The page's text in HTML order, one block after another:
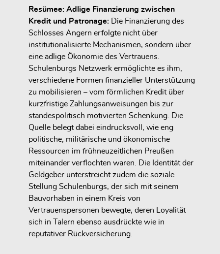
Resümee: Adlige Finanzierung zwischen
Kredit und Patronage: Die Finanzierung des
Schlosses Angern erfolgte nicht über
institutionalisierte Mechanismen, sondern über
eine adlige Ökonomie des Vertrauens
Schulenburgs Netzwerk ermöglichte es ihm,
verschiedene Formen finanzieller Unterstützung
zu mobilisieren – vom förmlichen Kredit über
kurzfristige Zahlungsanweisungen bis zur
standespolitisch motivierten Schenkung. Die
Quelle belegt dabei eindrucksvoll, wie eng
politische, militärische und ökonomische
Ressourcen im frühneuzeitlichen Preußen
miteinander verflochten waren. Die Identität der
Geldgeber unterstreicht zudem die soziale
Stellung Schulenburgs, der sich mit seinem
Bauvorhaben in einem Kreis von
Vertrauenspersonen bewegte, deren Loyalität
sich in Talern ebenso ausdrückte wie in
reputativer Rückversicherung.